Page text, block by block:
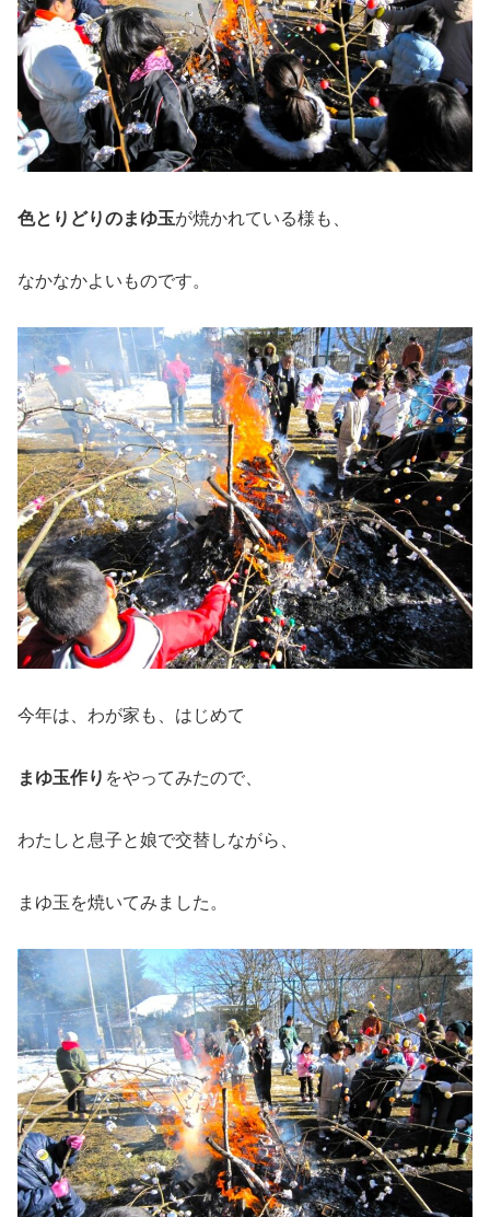
色とりどりのまゆ玉が焼かれている様も、
なかなかよいものです。
今年は、わが家も、はじめて
まゆ玉作り をやってみたので、
わたしと息子と娘で交替しながら、
まゆ玉を焼いてみました。